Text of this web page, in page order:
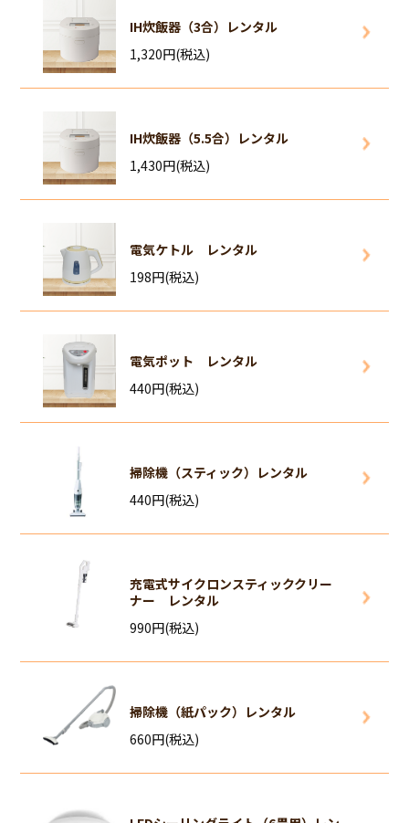
IH炊飯器（3合）レンタル
1,320円(税込)
IH炊飯器（5.5合）レンタル
1,430円(税込)
電気ケトル レンタル
198円(税込)
電気ポット レンタル
440円(税込)
掃除機（スティック）レンタル
440円(税込)
充電式サイクロンスティッククリー
ナー レンタル
990円(税込)
掃除機（紙パック）レンタル
660円(税込)